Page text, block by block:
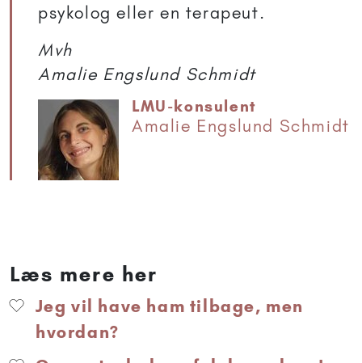
psykolog eller en terapeut.
Mvh
Amalie Engslund Schmidt
LMU-konsulent
Amalie Engslund Schmidt
Læs mere her
Jeg vil have ham tilbage, men
hvordan?